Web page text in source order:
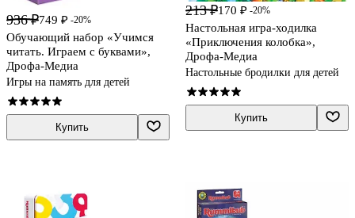
936 ₽749 ₽ -20%
Обучающий набор «Учимся
читать. Играем с буквами»,
Дрофа-Медиа
Игры на память для детей
Купить
213 ₽170 ₽ -20%
Настольная игра-ходилка
«Приключения колобка»,
Дрофа-Медиа
Настольные бродилки для детей
Купить